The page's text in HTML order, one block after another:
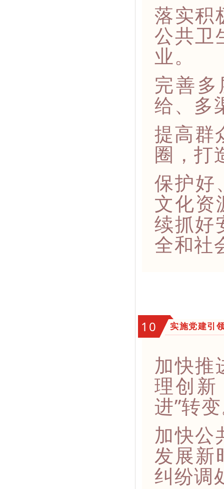
落实积
公共卫
业。
完善
给、多
提高群
圈，打
保护好
文化资
续抓好
全和社
10 实施党建引
加快推
理创新
进”转
加快公
发展新
纠纷调